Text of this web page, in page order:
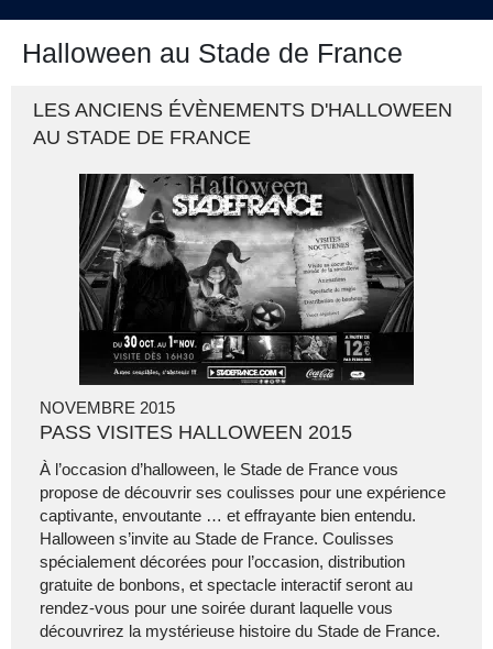
Halloween au Stade de France
LES ANCIENS ÉVÈNEMENTS D'HALLOWEEN
AU STADE DE FRANCE
NOVEMBRE 2015
PASS VISITES HALLOWEEN 2015
À l’occasion d’halloween, le Stade de France vous
propose de découvrir ses coulisses pour une expérience
captivante, envoutante … et effrayante bien entendu.
Halloween s’invite au Stade de France. Coulisses
spécialement décorées pour l’occasion, distribution
gratuite de bonbons, et spectacle interactif seront au
rendez-vous pour une soirée durant laquelle vous
découvrirez la mystérieuse histoire du Stade de France.